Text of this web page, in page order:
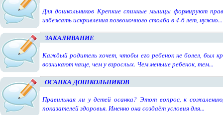
Для дошкольников Крепкие спинные мышцы формируют
избежать искривления позвоночного столба в 4-6 лет, нужно...
ЗАКАЛИВАНИЕ
Каждый родитель хочет, чтобы его ребенок не болел, был
возникают чаще, чем у взрослых. Чем меньше ребенок, тем...
ОСАНКА ДОШКОЛЬНИКОВ
Правильная ли у детей осанка? Этот вопрос, к
показателей здоровья. Именно она создаёт условия для...